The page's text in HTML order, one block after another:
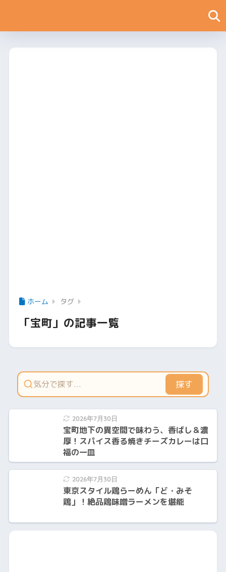
ホーム タグ
「宝町」の記事一覧
探す
2026年7月30日
宝町地下の異空間で味わう、香ばし＆濃
厚！スパイス香る焼きチーズカレーは口
福の一皿
2026年7月30日
東京スタイル鶏らーめん「ど・みそ
鶏」！絶品鶏味噌ラーメンを堪能